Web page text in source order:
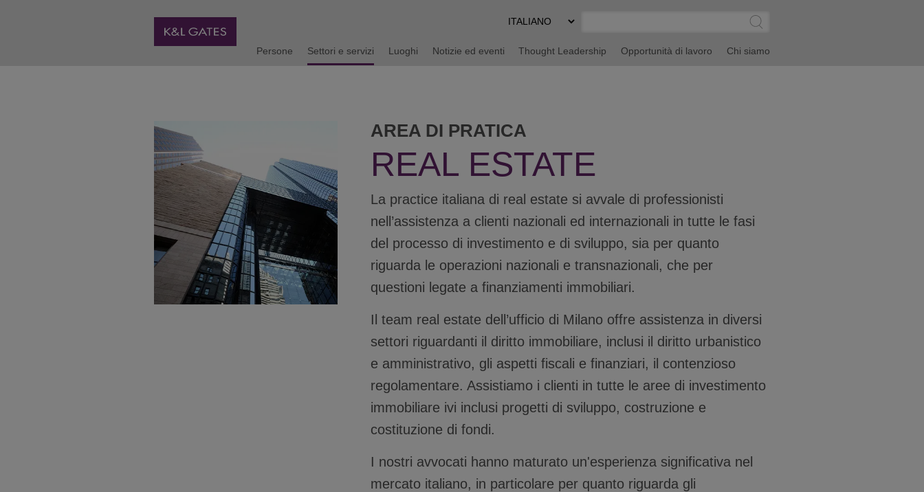
Select
Preferred
Submit
Search
Persone Settori e servizi Luoghi Notizie ed eventi Thought Leadership Opportunità di lavoro Chi siamo
AREA DI PRATICA
REAL ESTATE
La practice italiana di real estate si avvale di professionisti
nell’assistenza a clienti nazionali ed internazionali in tutte le fasi
del processo di investimento e di sviluppo, sia per quanto
riguarda le operazioni nazionali e transnazionali, che per
questioni legate a finanziamenti immobiliari.
Il team real estate dell’ufficio di Milano offre assistenza in diversi
settori riguardanti il diritto immobiliare, inclusi il diritto urbanistico
e amministrativo, gli aspetti fiscali e finanziari, il contenzioso
regolamentare. Assistiamo i clienti in tutte le aree di investimento
immobiliare ivi inclusi progetti di sviluppo, costruzione e
costituzione di fondi.
I nostri avvocati hanno maturato un'esperienza significativa nel
mercato italiano, in particolare per quanto riguarda gli